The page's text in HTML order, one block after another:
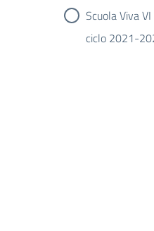
Scuola Viva
ciclo 2021-